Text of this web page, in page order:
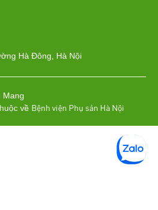
Hà Đông, Hà Nội
về Bệnh viện Phụ sản Hà Nội